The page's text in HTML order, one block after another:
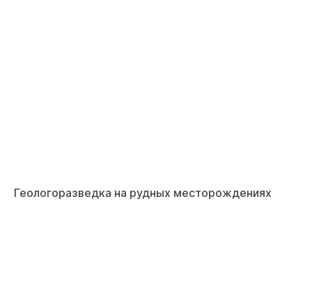
Геологоразведка на рудных месторождениях